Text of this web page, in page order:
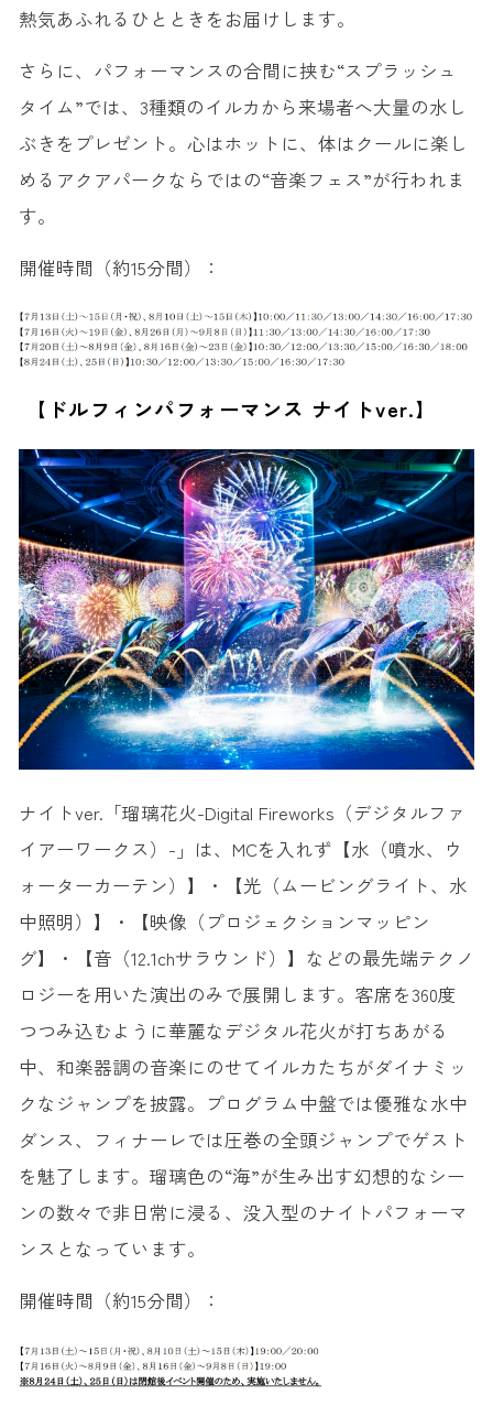
熱気あふれるひとときをお届けします。
さらに、パフォーマンスの合間に挟む“スプラッシュ
タイム”では、3種類のイルカから来場者へ大量の水し
ぶきをプレゼント。心はホットに、体はクールに楽し
めるアクアパークならではの“音楽フェス”が行われま
す。
開催時間（約15分間）：
【ドルフィンパフォーマンス ナイトver.】
ナイトver.「瑠璃花火-Digital Fireworks（デジタルファ
イアーワークス）-」は、MCを入れず【水（噴水、ウ
ォーターカーテン）】・【光（ムービングライト、水
中照明）】・【映像（プロジェクションマッピン
グ】・【音（12.1chサラウンド）】などの最先端テクノ
ロジーを用いた演出のみで展開します。客席を360度
つつみ込むように華麗なデジタル花火が打ちあがる
中、和楽器調の音楽にのせてイルカたちがダイナミッ
クなジャンプを披露。プログラム中盤では優雅な水中
ダンス、フィナーレでは圧巻の全頭ジャンプでゲスト
を魅了します。瑠璃色の“海”が生み出す幻想的なシー
ンの数々で非日常に浸る、没入型のナイトパフォーマ
ンスとなっています。
開催時間（約15分間）：